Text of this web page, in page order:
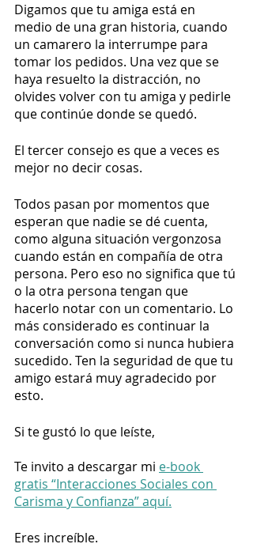
Digamos que tu amiga está en
medio de una gran historia, cuando
un camarero la interrumpe para
tomar los pedidos. Una vez que se
haya resuelto la distracción, no
olvides volver con tu amiga y pedirle
que continúe donde se quedó.
El tercer consejo es que a veces es
mejor no decir cosas.
Todos pasan por momentos que
esperan que nadie se dé cuenta,
como alguna situación vergonzosa
cuando están en compañía de otra
persona. Pero eso no significa que tú
o la otra persona tengan que
hacerlo notar con un comentario. Lo
más considerado es continuar la
conversación como si nunca hubiera
sucedido. Ten la seguridad de que tu
amigo estará muy agradecido por
esto.
Si te gustó lo que leíste,
Te invito a descargar mi e-book
gratis “Interacciones Sociales con
Carisma y Confianza” aquí.
Eres increíble.